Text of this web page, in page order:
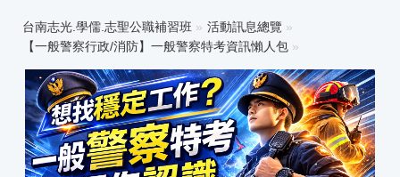
台南志光.學儒.志聖公職補習班 » 活動訊息總覽 »
【一般警察行政/消防】一般警察特考資訊懶人包 »